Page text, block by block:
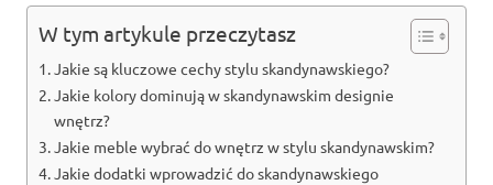
W tym artykule przeczytasz
Jakie są kluczowe cechy stylu skandynawskiego?
Jakie kolory dominują w skandynawskim designie
wnętrz?
Jakie meble wybrać do wnętrz w stylu skandynawskim?
Jakie dodatki wprowadzić do skandynawskiego